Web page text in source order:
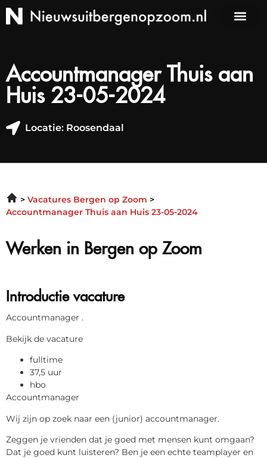
Accountmanager Thuis aan
Huis 23-05-2024
Locatie: Roosendaal
Vacatures Bergen op Zoom
Accountmanager Thuis aan Huis 23-05-2024
Werken in Bergen op Zoom
Introductie vacature
Accountmanager .
Bekijk de vacature
fulltime
37,5 uur
hbo
Accountmanager
Wij zijn op zoek naar een (junior) accountmanager.
Zeggen je vrienden dat je goed met mensen kunt omgaan?
Dat je goed kunt luisteren? Ben je een echte teamplayer en